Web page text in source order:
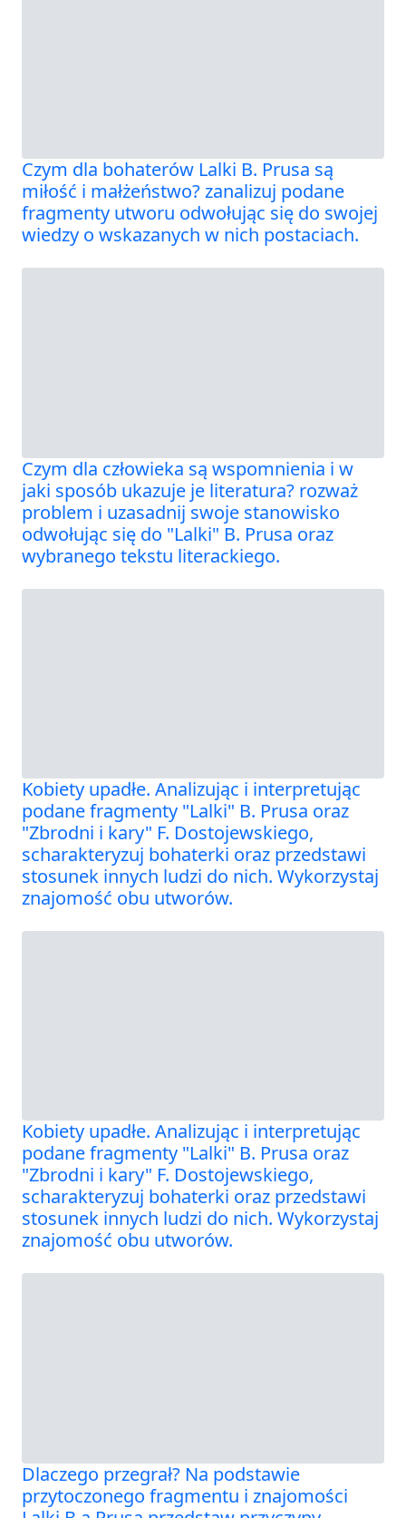
Czym dla bohaterów Lalki B. Prusa są
miłość i małżeństwo? zanalizuj podane
fragmenty utworu odwołując się do swojej
wiedzy o wskazanych w nich postaciach.
Czym dla człowieka są wspomnienia i w
jaki sposób ukazuje je literatura? rozważ
problem i uzasadnij swoje stanowisko
odwołując się do "Lalki" B. Prusa oraz
wybranego tekstu literackiego.
Kobiety upadłe. Analizując i interpretując
podane fragmenty "Lalki" B. Prusa oraz
"Zbrodni i kary" F. Dostojewskiego,
scharakteryzuj bohaterki oraz przedstawi
stosunek innych ludzi do nich. Wykorzystaj
znajomość obu utworów.
Kobiety upadłe. Analizując i interpretując
podane fragmenty "Lalki" B. Prusa oraz
"Zbrodni i kary" F. Dostojewskiego,
scharakteryzuj bohaterki oraz przedstawi
stosunek innych ludzi do nich. Wykorzystaj
znajomość obu utworów.
Dlaczego przegrał? Na podstawie
przytoczonego fragmentu i znajomości